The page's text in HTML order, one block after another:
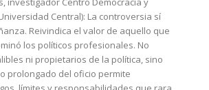
Central): La controversia sí
Reivindica el valor de aquello que
los políticos profesionales. No
ni propietarios de la política, sino
prolongado del oficio permite